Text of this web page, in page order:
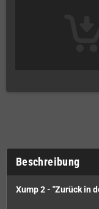
Beschreibung
Xump 2 - "Zurück in